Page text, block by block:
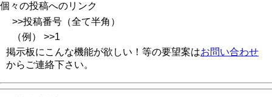
個々の投稿へのリンク
>>投稿番号（全て半角）
（例） >>1
掲示板にこんな機能が欲しい！等の要望案はお問い合わせ
からご連絡下さい。